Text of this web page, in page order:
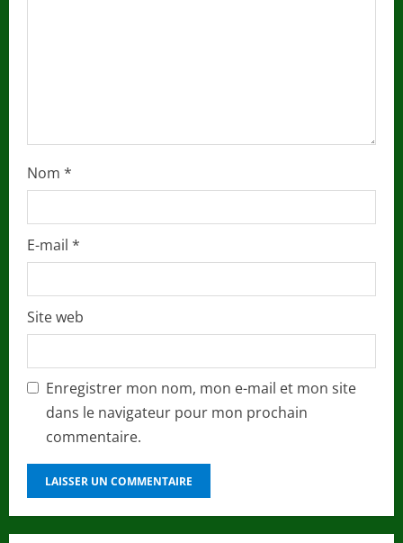
Nom *
E-mail *
Site web
Enregistrer mon nom, mon e-mail et mon site
dans le navigateur pour mon prochain
commentaire.